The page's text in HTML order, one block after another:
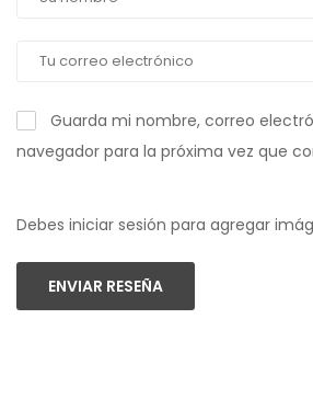
Guarda mi nombre, correo
navegador para la próxima vez que
Debes iniciar sesión para agregar
ENVIAR RESEÑA